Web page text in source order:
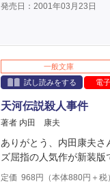
発売日：2001年03月23日
一般文庫
試し読みをする
電
天河伝説殺人事件
著者 内田 康夫
ありがとう、内田康夫さ
ズ屈指の人気作が新装版
定価 968 円（本体880円＋税）